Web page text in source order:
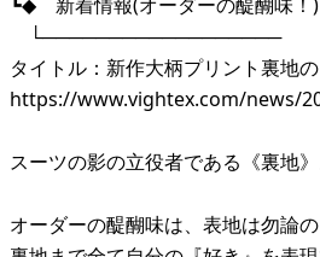
└──────────────────
タイトル：新作大柄プリント裏地の
https://www.vightex.com/news/
スーツの影の立役者である《裏地》
オーダーの醍醐味は、表地は勿論の